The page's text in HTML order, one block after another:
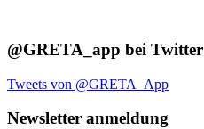
@GRETA_app bei Twitter
Tweets von @GRETA_App
Newsletter anmeldung